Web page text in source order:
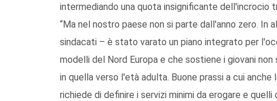
intermediando una quota insignificante dell'incrocio
“Ma nel nostro paese non si parte dall'anno zero. In
sindacati – è stato varato un piano integrato per
modelli del Nord Europa e che sostiene i giovani
in quella verso l'età adulta. Buone prassi a cui
richiede di definire i servizi minimi da erogare e